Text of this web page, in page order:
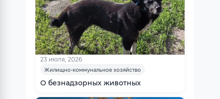
23 июля, 2026
Жилищно-коммунальное хозяйство
О безнадзорных животных